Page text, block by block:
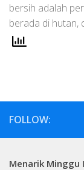
bersih adalah
berada di hutan,
FOLLOW:
Menarik Minggu